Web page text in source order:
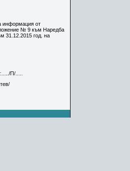
информация от
№ 9 към Наредба
31.12.2015 год. на
П/.....